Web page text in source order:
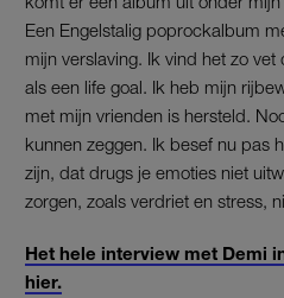
Een Engelstalig poprockalbum
mijn verslaving. Ik vind het zo
als een life goal. Ik heb mijn
met mijn vrienden is hersteld.
kunnen zeggen. Ik besef nu pas
zijn, dat drugs je emoties niet
zorgen, zoals verdriet en stress,
Het hele interview met Demi
hier.